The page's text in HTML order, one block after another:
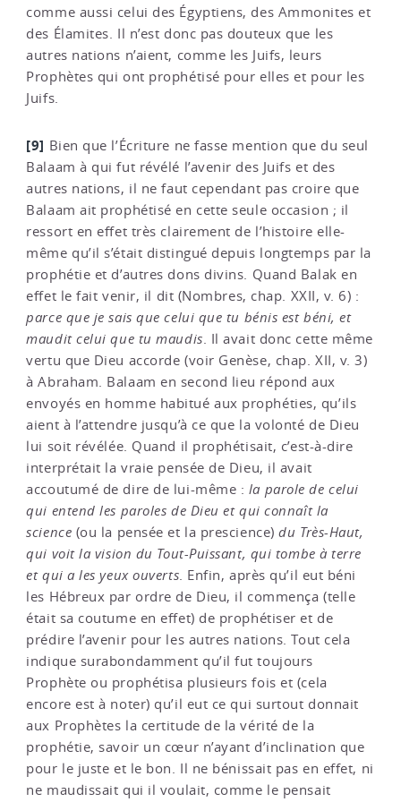
comme aussi celui des Égyptiens, des Ammonites et
des Élamites. Il n’est donc pas douteux que les
autres nations n’aient, comme les Juifs, leurs
Prophètes qui ont prophétisé pour elles et pour les
Juifs.
[9] Bien que l’Écriture ne fasse mention que du seul
Balaam à qui fut révélé l’avenir des Juifs et des
autres nations, il ne faut cependant pas croire que
Balaam ait prophétisé en cette seule occasion ; il
ressort en effet très clairement de l’histoire elle-
même qu’il s’était distingué depuis longtemps par la
prophétie et d’autres dons divins. Quand Balak en
effet le fait venir, il dit (Nombres, chap. XXII, v. 6) :
parce que je sais que celui que tu bénis est béni, et
maudit celui que tu maudis. Il avait donc cette même
vertu que Dieu accorde (voir Genèse, chap. XII, v. 3)
à Abraham. Balaam en second lieu répond aux
envoyés en homme habitué aux prophéties, qu’ils
aient à l’attendre jusqu’à ce que la volonté de Dieu
lui soit révélée. Quand il prophétisait, c’est-à-dire
interprétait la vraie pensée de Dieu, il avait
accoutumé de dire de lui-même : la parole de celui
qui entend les paroles de Dieu et qui connaît la
science (ou la pensée et la prescience)du Très-Haut,
qui voit la vision du Tout-Puissant, qui tombe à terre
et qui a les yeux ouverts. Enfin, après qu’il eut béni
les Hébreux par ordre de Dieu, il commença (telle
était sa coutume en effet) de prophétiser et de
prédire l’avenir pour les autres nations. Tout cela
indique surabondamment qu’il fut toujours
Prophète ou prophétisa plusieurs fois et (cela
encore est à noter) qu’il eut ce qui surtout donnait
aux Prophètes la certitude de la vérité de la
prophétie, savoir un cœur n’ayant d’inclination que
pour le juste et le bon. Il ne bénissait pas en effet, ni
ne maudissait qui il voulait, comme le pensait